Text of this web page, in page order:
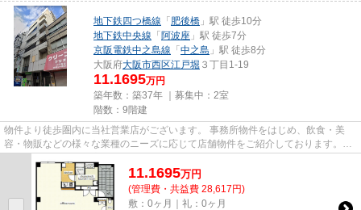
地下鉄四つ橋線 「肥後橋 」駅 徒歩10分
地下鉄中央線 「阿波座 」駅 徒歩7分
京阪電鉄中之島線 「中之島 」駅 徒歩8分
大阪府大阪市西区江戸堀 ３丁目1-19
11.1695万円
築年数：築37年 ｜募集中： 2室
階数：9階建
物件より徒歩圏内に当社営業店がございます。 事務所物件をはじめ、飲食・美
容・物販などの様々な業種のニーズに応じて店舗物件をご紹介しております。
尚、弊社ではおとり広告は一切...
11.1695万円
(管理費・共益費 28,617円)
敷：0ヶ月｜礼：0ヶ月